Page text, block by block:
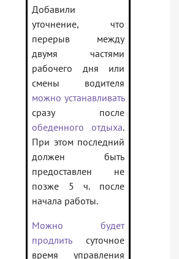
Добавили
уточнение, что
перерыв между
двумя частями
рабочего дня или
смены водителя
можно устанавливать
сразу после
обеденного отдыха.
При этом последний
должен быть
предоставлен не
позже 5 ч. после
начала работы.
Можно будет
продлитьсуточное
время управления